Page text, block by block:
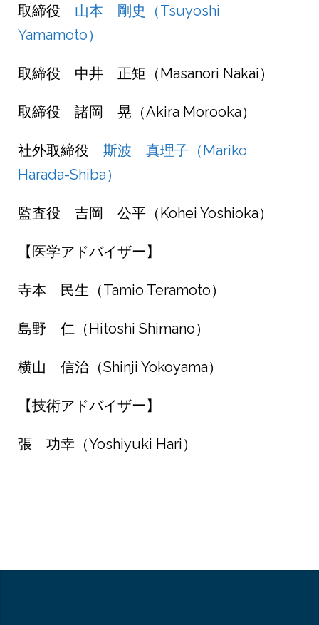
取締役 山本 剛史（Tsuyoshi
Yamamoto）
取締役 中井 正矩（Masanori Nakai）
取締役 諸岡 晃（Akira Morooka）
社外取締役 斯波 真理子（Mariko
Harada-Shiba）
監査役 吉岡 公平（Kohei Yoshioka）
【医学アドバイザー】
寺本 民生（Tamio Teramoto）
島野 仁（Hitoshi Shimano）
横山 信治（Shinji Yokoyama）
【技術アドバイザー】
張 功幸（Yoshiyuki Hari）